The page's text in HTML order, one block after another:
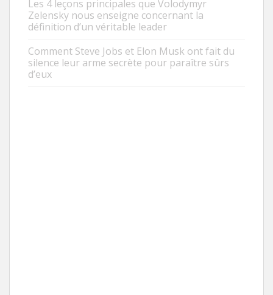
Les 4 leçons principales que Volodymyr
Zelensky nous enseigne concernant la
définition d’un véritable leader
Comment Steve Jobs et Elon Musk ont fait du
silence leur arme secrète pour paraître sûrs
d’eux